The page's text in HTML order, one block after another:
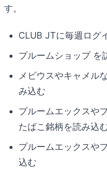
す。
CLUB JTに毎週ログ
プルームショップ を
メビウスやキャメル
み込む
プルームエックスや
たばこ銘柄を読み込
プルームエックスや
込む